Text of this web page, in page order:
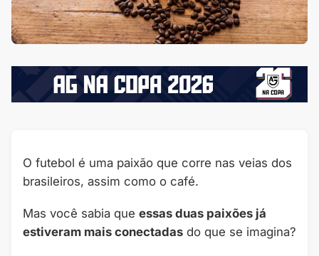
O futebol é uma paixão que corre nas veias dos
brasileiros, assim como o café.
Mas você sabia que essas duas paixões já
estiveram mais conectadas do que se imagina?